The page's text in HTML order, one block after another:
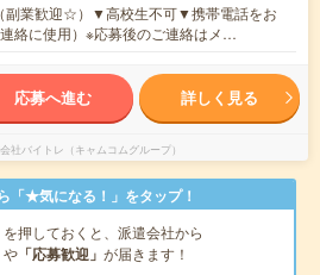
副業歓迎☆）▼高校生不可▼携帯電話をお
絡に使用）※応募後のご連絡はメ…
応募へ進む 詳しく見る
社バイトレ（キャムコムグループ）
「★気になる！」をタップ！
を押しておくと、派遣会社から
や 「応募歓迎」 が届きます！